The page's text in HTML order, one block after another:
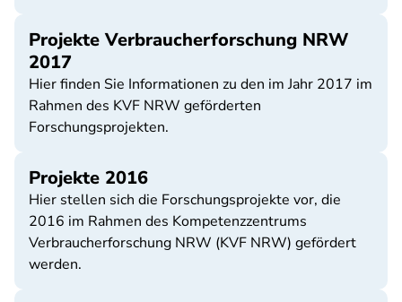
Projekte Verbraucherforschung NRW
2017
Hier finden Sie Informationen zu den im Jahr 2017 im
Rahmen des KVF NRW geförderten
Forschungsprojekten.
Projekte 2016
Hier stellen sich die Forschungsprojekte vor, die
2016 im Rahmen des Kompetenzzentrums
Verbraucherforschung NRW (KVF NRW) gefördert
werden.